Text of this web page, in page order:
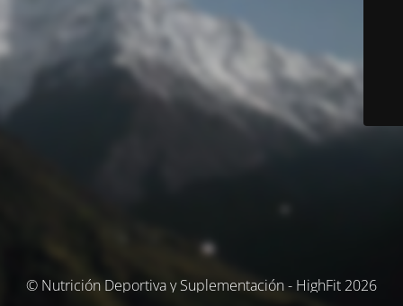
© Nutrición Deportiva y Suplementación - HighFit 2026